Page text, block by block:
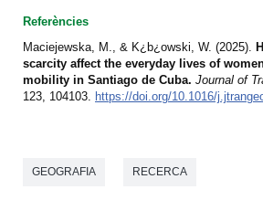
Referències
Maciejewska, M., & K¿b¿owski, W. (2025).
scarcity affect the everyday lives of
mobility in Santiago de Cuba. Journal of
123, 104103. https://doi.org/10.1016/
GEOGRAFIA RECERCA